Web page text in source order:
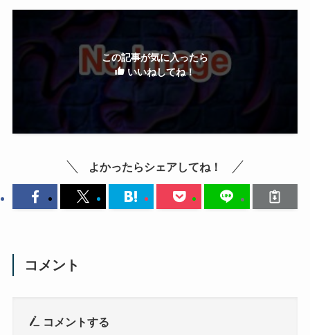
この記事が気に入ったら
いいねしてね！
よかったらシェアしてね！
コメント
コメントする